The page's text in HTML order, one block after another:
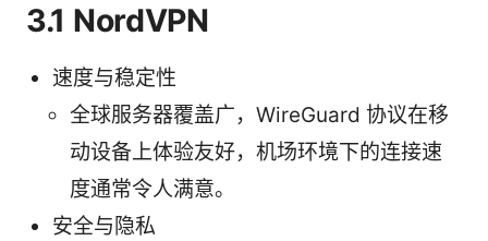
3.1 NordVPN
速度与稳定性
全球服务器覆盖广，WireGuard 协议在移
动设备上体验友好，机场环境下的连接速
度通常令人满意。
安全与隐私